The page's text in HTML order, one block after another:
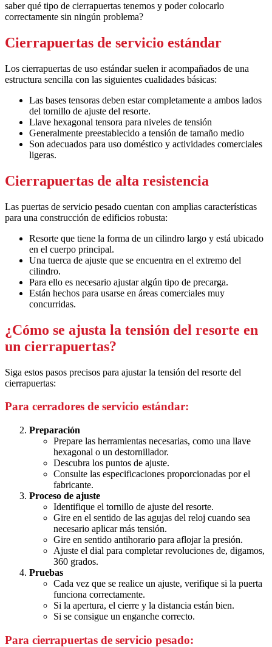
saber qué tipo de cierrapuertas tenemos y poder colocarlo
correctamente sin ningún problema?
Cierrapuertas de servicio estándar
Los cierrapuertas de uso estándar suelen ir acompañados de una
estructura sencilla con las siguientes cualidades básicas:
Las bases tensoras deben estar completamente a ambos lados
del tornillo de ajuste del resorte.
Llave hexagonal tensora para niveles de tensión
Generalmente preestablecido a tensión de tamaño medio
Son adecuados para uso doméstico y actividades comerciales
ligeras.
Cierrapuertas de alta resistencia
Las puertas de servicio pesado cuentan con amplias características
para una construcción de edificios robusta:
Resorte que tiene la forma de un cilindro largo y está ubicado
en el cuerpo principal.
Una tuerca de ajuste que se encuentra en el extremo del
cilindro.
Para ello es necesario ajustar algún tipo de precarga.
Están hechos para usarse en áreas comerciales muy
concurridas.
¿Cómo se ajusta la tensión del resorte en
un cierrapuertas?
Siga estos pasos precisos para ajustar la tensión del resorte del
cierrapuertas:
Para cerradores de servicio estándar:
Preparación
Prepare las herramientas necesarias, como una llave
hexagonal o un destornillador.
Descubra los puntos de ajuste.
Consulte las especificaciones proporcionadas por el
fabricante.
Proceso de ajuste
Identifique el tornillo de ajuste del resorte.
Gire en el sentido de las agujas del reloj cuando sea
necesario aplicar más tensión.
Gire en sentido antihorario para aflojar la presión.
Ajuste el dial para completar revoluciones de, digamos,
360 grados.
Pruebas
Cada vez que se realice un ajuste, verifique si la puerta
funciona correctamente.
Si la apertura, el cierre y la distancia están bien.
Si se consigue un enganche correcto.
Para cierrapuertas de servicio pesado: